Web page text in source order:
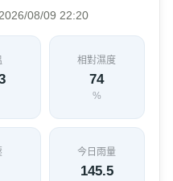
08/09 22:20
相對濕度
74
%
今日雨量
145.5